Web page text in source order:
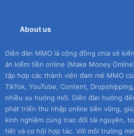
About us
Diễn đàn MMO là cộng đồng chia sẻ
án kiếm tiền online (Make Money
tập hợp các thành viên đam mê MMO
TikTok, YouTube, Content,
nhiều xu hướng mới. Diễn đàn hướng
phát triển thu nhập online bền vững,
kinh nghiệm cùng trao đổi tài nguyên,
tiết và cơ hội hợp tác. Với môi trường